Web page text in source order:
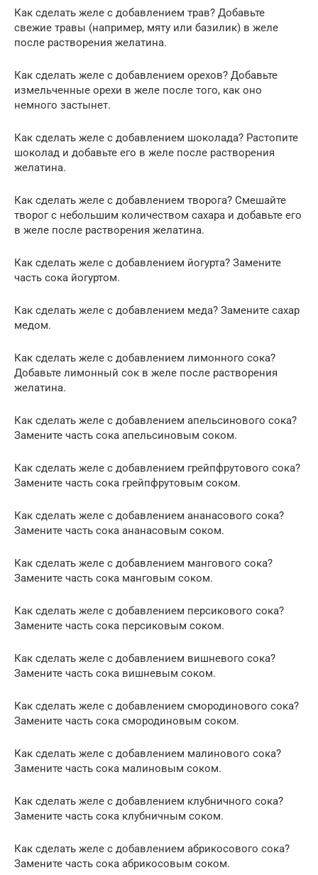
Как сделать желе с добавлением трав? Добавьте
свежие травы (например, мяту или базилик) в желе
после растворения желатина.
Как сделать желе с добавлением орехов? Добавьте
измельченные орехи в желе после того, как оно
немного застынет.
Как сделать желе с добавлением шоколада? Растопите
шоколад и добавьте его в желе после растворения
желатина.
Как сделать желе с добавлением творога? Смешайте
творог с небольшим количеством сахара и добавьте его
в желе после растворения желатина.
Как сделать желе с добавлением йогурта? Замените
часть сока йогуртом.
Как сделать желе с добавлением меда? Замените сахар
медом.
Как сделать желе с добавлением лимонного сока?
Добавьте лимонный сок в желе после растворения
желатина.
Как сделать желе с добавлением апельсинового сока?
Замените часть сока апельсиновым соком.
Как сделать желе с добавлением грейпфрутового сока?
Замените часть сока грейпфрутовым соком.
Как сделать желе с добавлением ананасового сока?
Замените часть сока ананасовым соком.
Как сделать желе с добавлением мангового сока?
Замените часть сока манговым соком.
Как сделать желе с добавлением персикового сока?
Замените часть сока персиковым соком.
Как сделать желе с добавлением вишневого сока?
Замените часть сока вишневым соком.
Как сделать желе с добавлением смородинового сока?
Замените часть сока смородиновым соком.
Как сделать желе с добавлением малинового сока?
Замените часть сока малиновым соком.
Как сделать желе с добавлением клубничного сока?
Замените часть сока клубничным соком.
Как сделать желе с добавлением абрикосового сока?
Замените часть сока абрикосовым соком.